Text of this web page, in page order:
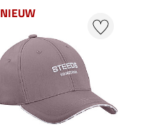
NIEUW